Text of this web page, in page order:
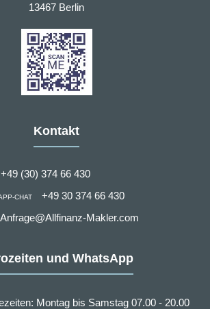
13467 Berlin
Kontakt
+49 (30) 374 66 430
CHAT +49 30 374 66 430
Anfrage@Allfinanz-Makler.com
und WhatsApp
Montag bis Samstag 07.00 - 20.00